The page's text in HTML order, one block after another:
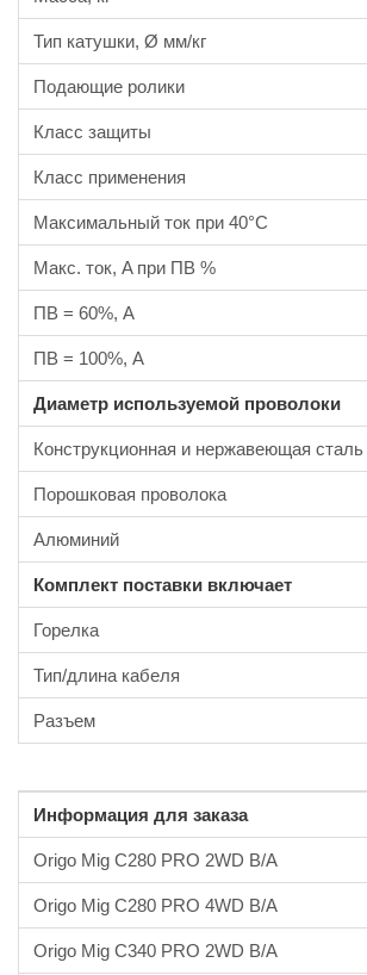
Тип катушки, Ø мм/кг
Подающие ролики
Класс защиты
Класс применения
Максимальный ток при 40°C
Макс. ток, A при ПВ %
ПВ = 60%, А
ПВ = 100%, А
Диаметр используемой проволоки
Конструкционная и нержавеющая сталь
Порошковая проволока
Алюминий
Комплект поставки включает
Горелка
Тип/длина кабеля
Разъем
Информация для заказа
Origo Mig C280 PRO 2WD В/A
Origo Mig C280 PRO 4WD В/A
Origo Mig C340 PRO 2WD В/A